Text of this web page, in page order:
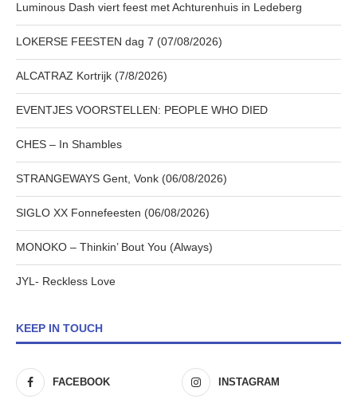
Luminous Dash viert feest met Achturenhuis in Ledeberg
LOKERSE FEESTEN dag 7 (07/08/2026)
ALCATRAZ Kortrijk (7/8/2026)
EVENTJES VOORSTELLEN: PEOPLE WHO DIED
CHES – In Shambles
STRANGEWAYS Gent, Vonk (06/08/2026)
SIGLO XX Fonnefeesten (06/08/2026)
MONOKO – Thinkin’ Bout You (Always)
JYL- Reckless Love
KEEP IN TOUCH
FACEBOOK INSTAGRAM